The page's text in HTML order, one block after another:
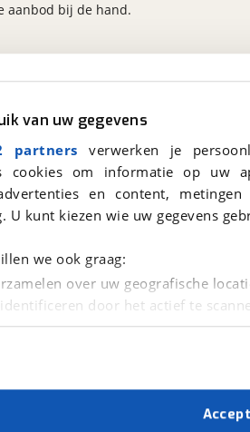
van uw gegevens
partners verwerken je
cookies om informatie op
advertenties en content,
U kunt kiezen wie uw gegevens
we ook graag:
over uw geografische
identificeren door het actief te
persoonlijke gegevens worden
technieken zorgen we
dat de website goed werkt.
aanbod bij de hand.